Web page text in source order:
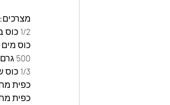
מצרכים:
1/2 כוס בצל יבש
כוס מים
500 גרם פתיתים (דוגמת אורז)
1/3 כוס שמן (80 מ"ל)
כפית
כפית